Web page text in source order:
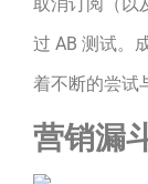
过 AB 测试。
着不断的尝试
营销漏